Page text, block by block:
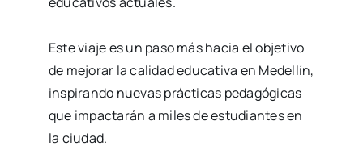
Este viaje es un paso más hacia el objetivo
de mejorar la calidad educativa en Medellín,
inspirando nuevas prácticas pedagógicas
que impactarán a miles de estudiantes en
la ciudad.